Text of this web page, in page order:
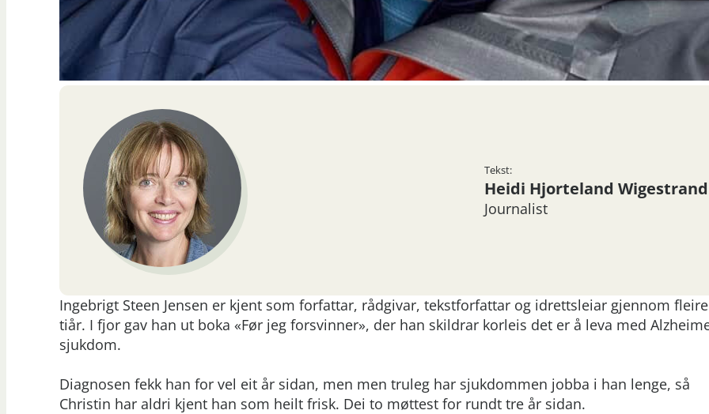
Tekst:
Heidi Hjorteland Wigestrand
Journalist
Ingebrigt Steen Jensen er kjent som forfattar, rådgivar, tekstforfattar og idrettsleiar gjennom fleire
tiår. I fjor gav han ut boka «Før jeg forsvinner», der han skildrar korleis det er å leva med
sjukdom.
Diagnosen fekk han for vel eit år sidan, men men truleg har sjukdommen jobba i han lenge, så
Christin har aldri kjent han som heilt frisk. Dei to møttest for rundt tre år sidan.